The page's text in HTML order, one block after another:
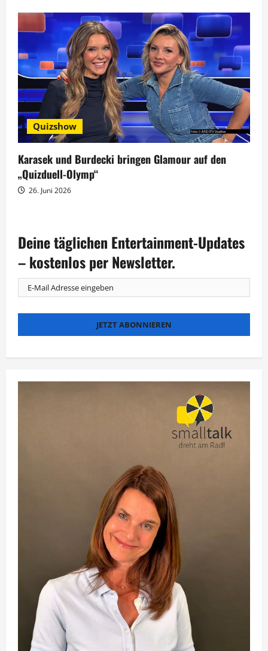
Quizshow
Karasek und Burdecki bringen Glamour auf den
„Quizduell-Olymp“
26. Juni 2026
Deine täglichen Entertainment-Updates
– kostenlos per Newsletter.